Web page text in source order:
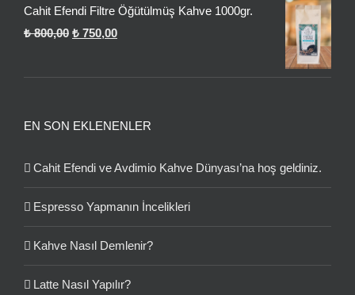
₺ 700,00.fiyat:
₺ 630,00.
Cahit Efendi Filtre Öğütülmüş Kahve 1000gr.
₺800,00 Orijinal
₺ 800,00.
₺ 750,00Şu
fiyat:
EN SON EKLENENLER
Cahit Efendi ve Avdimio Kahve Dünyası’na hoş geldiniz.
Espresso Yapmanın İncelikleri
Kahve Nasıl Demlenir?
Latte Nasıl Yapılır?